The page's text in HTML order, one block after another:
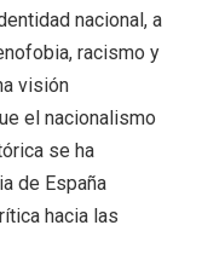
nacional, a
racismo y
visión
el nacionalismo
se ha
de España
hacia las